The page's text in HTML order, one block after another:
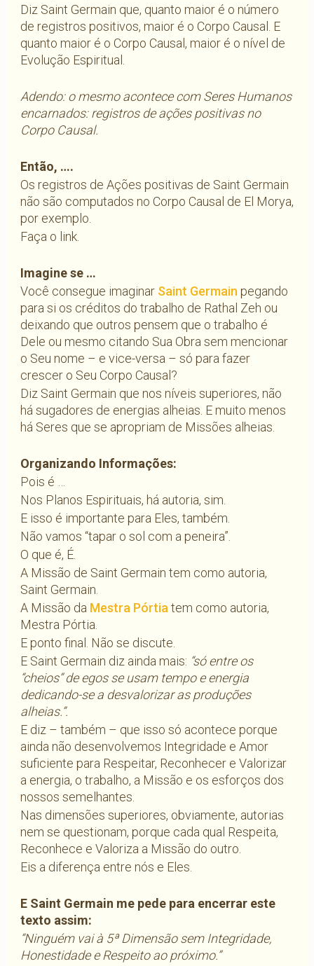
Diz Saint Germain que, quanto maior é o número
de registros positivos, maior é o Corpo Causal. E
quanto maior é o Corpo Causal, maior é o nível de
Evolução Espiritual.
Adendo: o mesmo acontece com Seres Humanos
encarnados: registros de ações positivas no
Corpo Causal.
Então, ….
Os registros de Ações positivas de Saint Germain
não são computados no Corpo Causal de El Morya,
por exemplo.
Faça o link.
Imagine se …
Você consegue imaginar Saint Germain pegando
para si os créditos do trabalho de Rathal Zeh ou
deixando que outros pensem que o trabalho é
Dele ou mesmo citando Sua Obra sem mencionar
o Seu nome – e vice-versa – só para fazer
crescer o Seu Corpo Causal?
Diz Saint Germain que nos níveis superiores, não
há sugadores de energias alheias. E muito menos
há Seres que se apropriam de Missões alheias.
Organizando Informações:
Pois é …
Nos Planos Espirituais, há autoria, sim.
E isso é importante para Eles, também.
Não vamos “tapar o sol com a peneira”.
O que é, É.
A Missão de Saint Germain tem como autoria,
Saint Germain.
A Missão da Mestra Pórtia tem como autoria,
Mestra Pórtia.
E ponto final. Não se discute.
E Saint Germain diz ainda mais: “só entre os
“cheios” de egos se usam tempo e energia
dedicando-se a desvalorizar as produções
alheias.”.
E diz – também – que isso só acontece porque
ainda não desenvolvemos Integridade e Amor
suficiente para Respeitar, Reconhecer e Valorizar
a energia, o trabalho, a Missão e os esforços dos
nossos semelhantes.
Nas dimensões superiores, obviamente, autorias
nem se questionam, porque cada qual Respeita,
Reconhece e Valoriza a Missão do outro.
Eis a diferença entre nós e Eles.
E Saint Germain me pede para encerrar este
texto assim:
“Ninguém vai à 5ª Dimensão sem Integridade,
Honestidade e Respeito ao próximo.”